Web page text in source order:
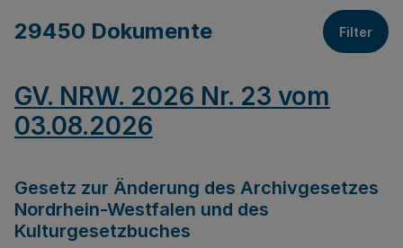
29450 Dokumente Filter
GV. NRW. 2026 Nr. 23 vom
03.08.2026
Gesetz zur Änderung des Archivgesetzes
Nordrhein-Westfalen und des
Kulturgesetzbuches